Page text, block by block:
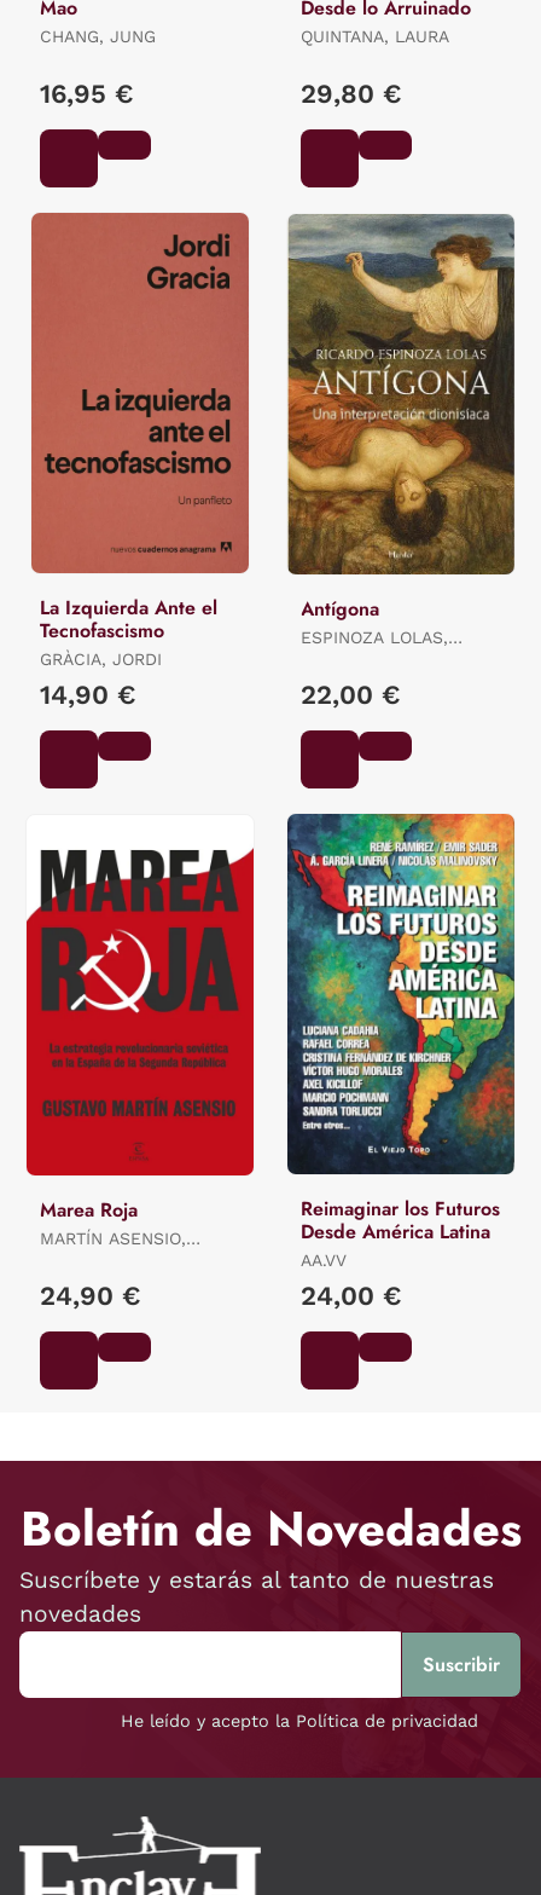
Mao
CHANG, JUNG
16,95 €
Desde lo Arruinado
QUINTANA, LAURA
29,80 €
La Izquierda Ante el
Tecnofascismo
GRÀCIA, JORDI
14,90 €
Antígona
ESPINOZA LOLAS,
22,00 €
Marea Roja
MARTÍN ASENSIO,
24,90 €
Reimaginar los Futuros
Desde América Latina
AA.VV
24,00 €
Boletín de Novedades
Suscríbete y estarás al tanto de nuestras
novedades
He leído y acepto la Política de privacidad